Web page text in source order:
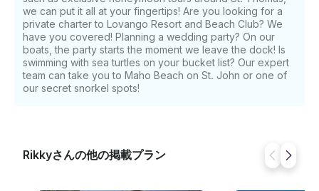
we can put it all at your fingertips! Are you looking for a
private charter to Lovango Resort and Beach Club? We
have you covered! Planning a wedding party? On our
boats, the party starts the moment we leave the dock! Is
swimming with sea turtles on your bucket list? Our expert
team can take you to Maho Beach on St. John or one of
our secret snorkel spots!
Rikkyさんの他の掲載プラン